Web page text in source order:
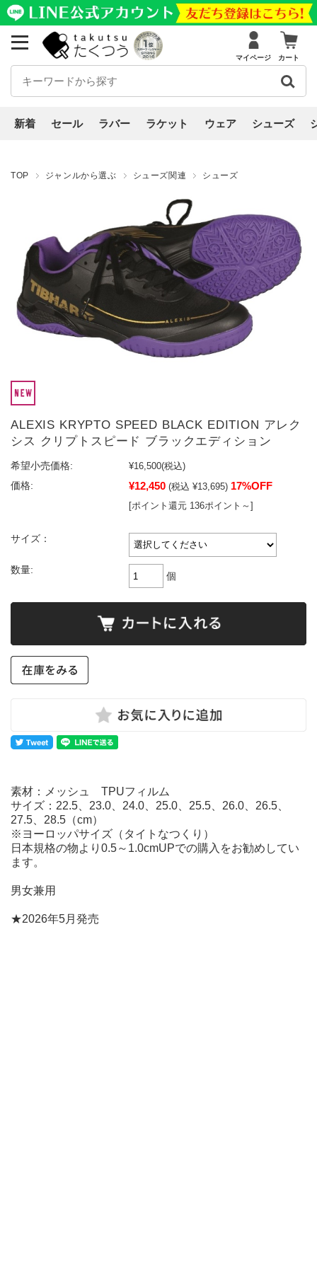
マイページ カート
新着 セール ラバー ラケット ウェア シューズ
TOP ジャンルから選ぶ シューズ関連 シューズ
ALEXIS KRYPTO SPEED BLACK EDITION アレク
シス クリプトスピード ブラックエディション
希望小売価格: ¥16,500(税込)
価格:
¥12,450 (税込 ¥13,695) 17%OFF
[ポイント還元 136ポイント～]
サイズ：
数量:
個
素材：メッシュ TPUフィルム
サイズ：22.5、23.0、24.0、25.0、25.5、26.0、26.5、
27.5、28.5（cm）
※ヨーロッパサイズ（タイトなつくり）
日本規格の物より0.5～1.0cmUPでの購入をお勧めしてい
ます。
男女兼用
★2026年5月発売